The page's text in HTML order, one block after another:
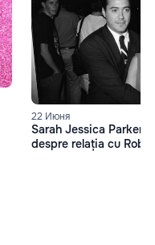
22 Июня
Sarah Jessica Parker,
despre relația cu